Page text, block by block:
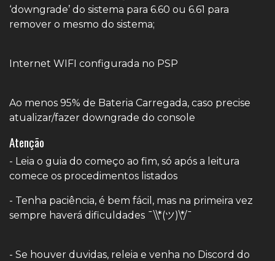
‘downgrade’ do sistema para 6.60 ou 6.61 para
remover o mesmo do sistema;
Internet WIFI configurada no PSP
Ao menos 95% de Bateria Carregada, caso precise
atualizar/fazer downgrade do console
Atenção
- Leia o guia do começo ao fim, só após a leitura
comece os procedimentos listados
- Tenha paciência, é bem fácil, mas na primeira vez
sempre haverá dificuldades ¯\\*(ツ)\*/¯
- Se houver duvidas, releia e venha no Discord do